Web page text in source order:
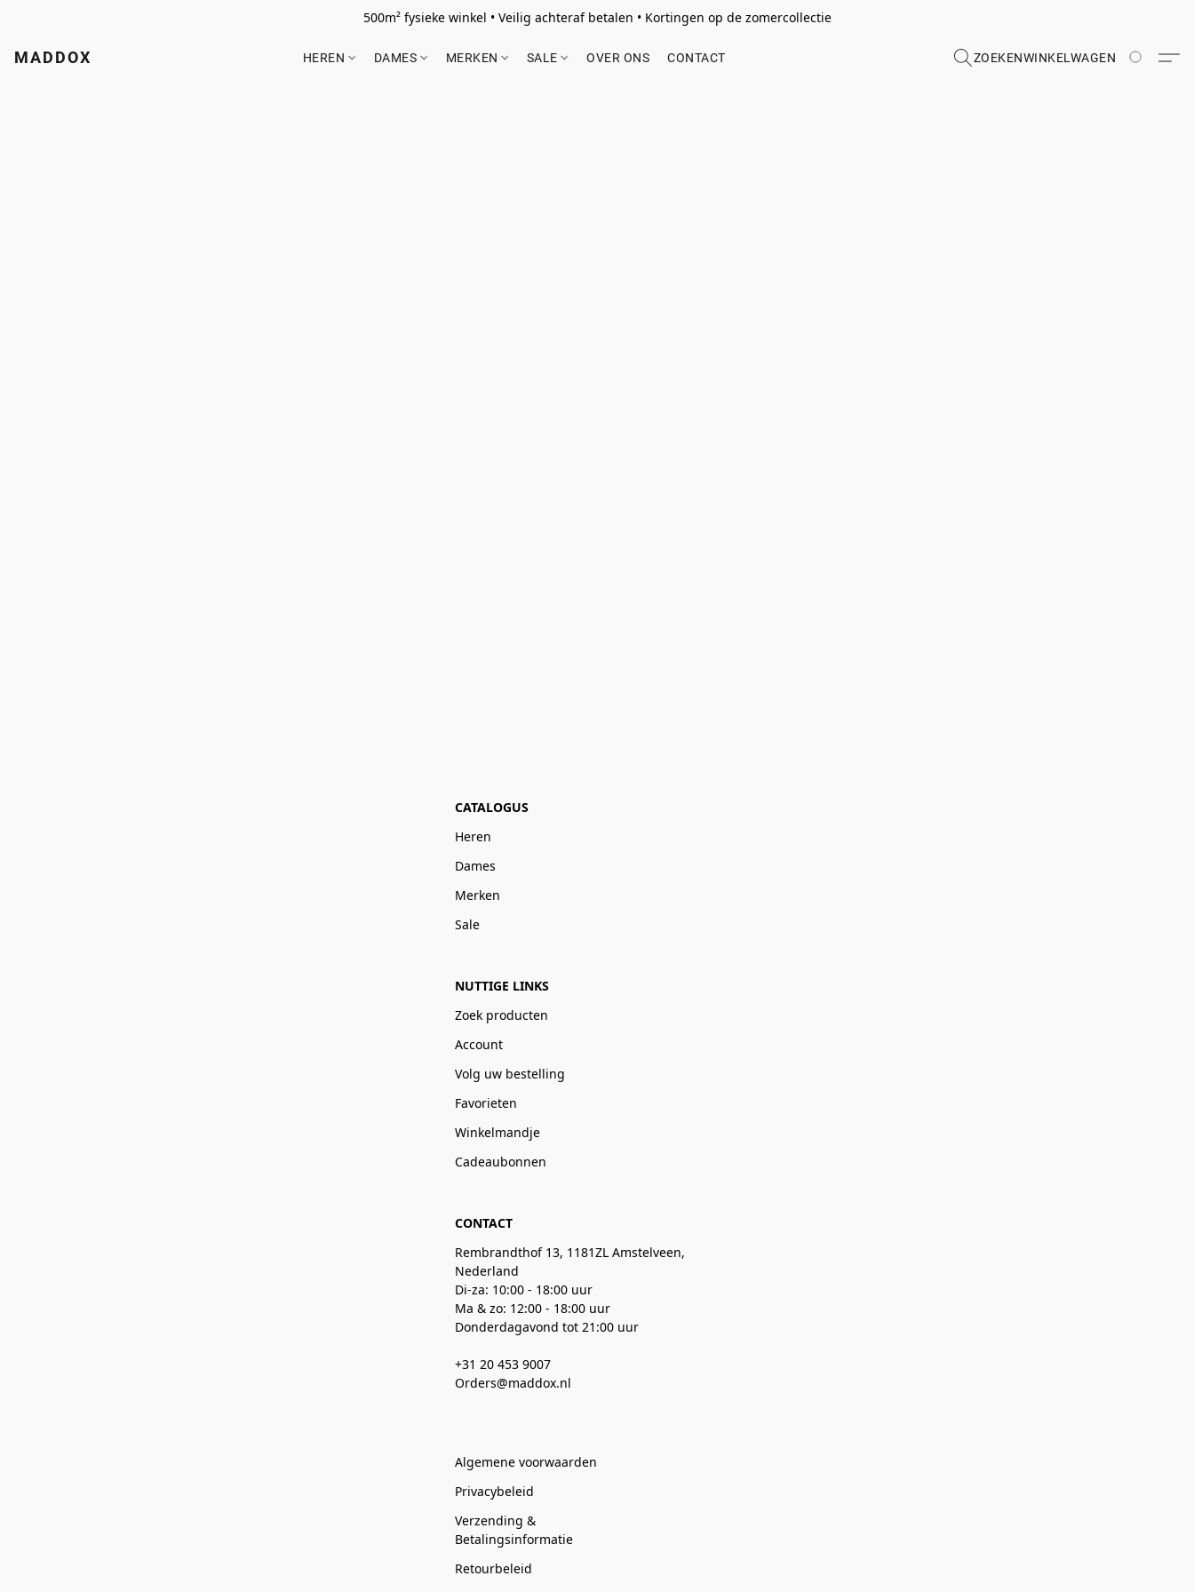
500m² fysieke winkel • Veilig achteraf betalen • Kortingen op de zomercollectie
MADDOX HEREN DAMES MERKEN SALE OVER ONS CONTACT ZOEKENWINKELWAGEN
CATALOGUS
Heren
Dames
Merken
Sale
NUTTIGE LINKS
Zoek producten
Account
Volg uw bestelling
Favorieten
Winkelmandje
Cadeaubonnen
CONTACT
Rembrandthof 13, 1181ZL Amstelveen,
Nederland
Di-za: 10:00 - 18:00 uur
Ma & zo: 12:00 - 18:00 uur
Donderdagavond tot 21:00 uur
+31 20 453 9007
Orders@maddox.nl
Algemene voorwaarden
Privacybeleid
Verzending &
Betalingsinformatie
Retourbeleid